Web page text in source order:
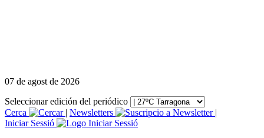
07 de agost de 2026
Seleccionar edición del periódico
Cerca
| Newsletters
|
Iniciar Sessió